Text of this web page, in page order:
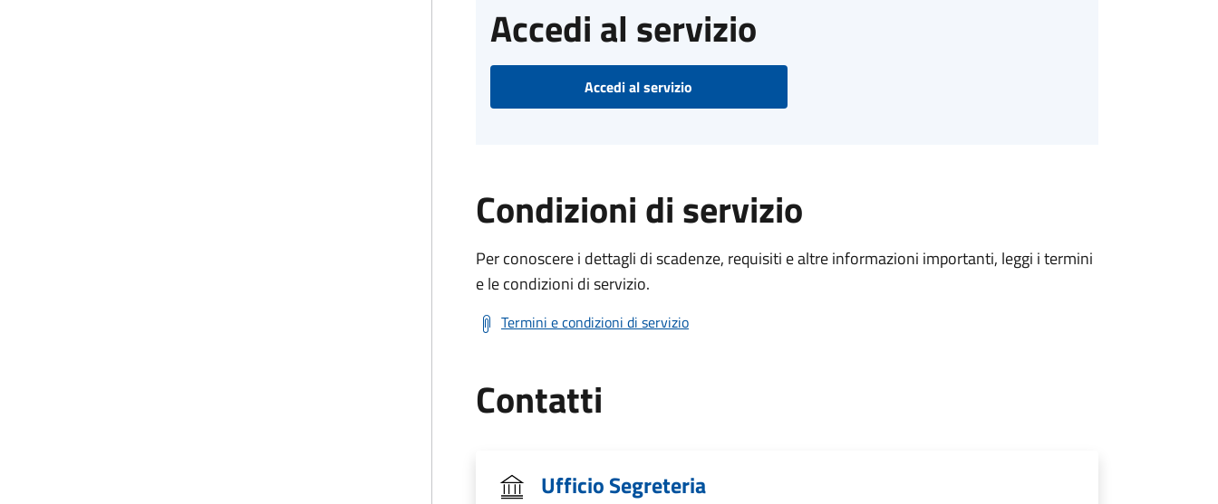
Accedi al servizio
Accedi al servizio
Condizioni di servizio
Per conoscere i dettagli di scadenze, requisiti e altre informazioni importanti, leggi i termini
e le condizioni di servizio.
Termini e condizioni di servizio
Contatti
Ufficio Segreteria